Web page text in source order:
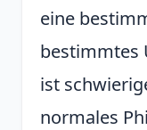
eine
bestimmtes
ist
normales